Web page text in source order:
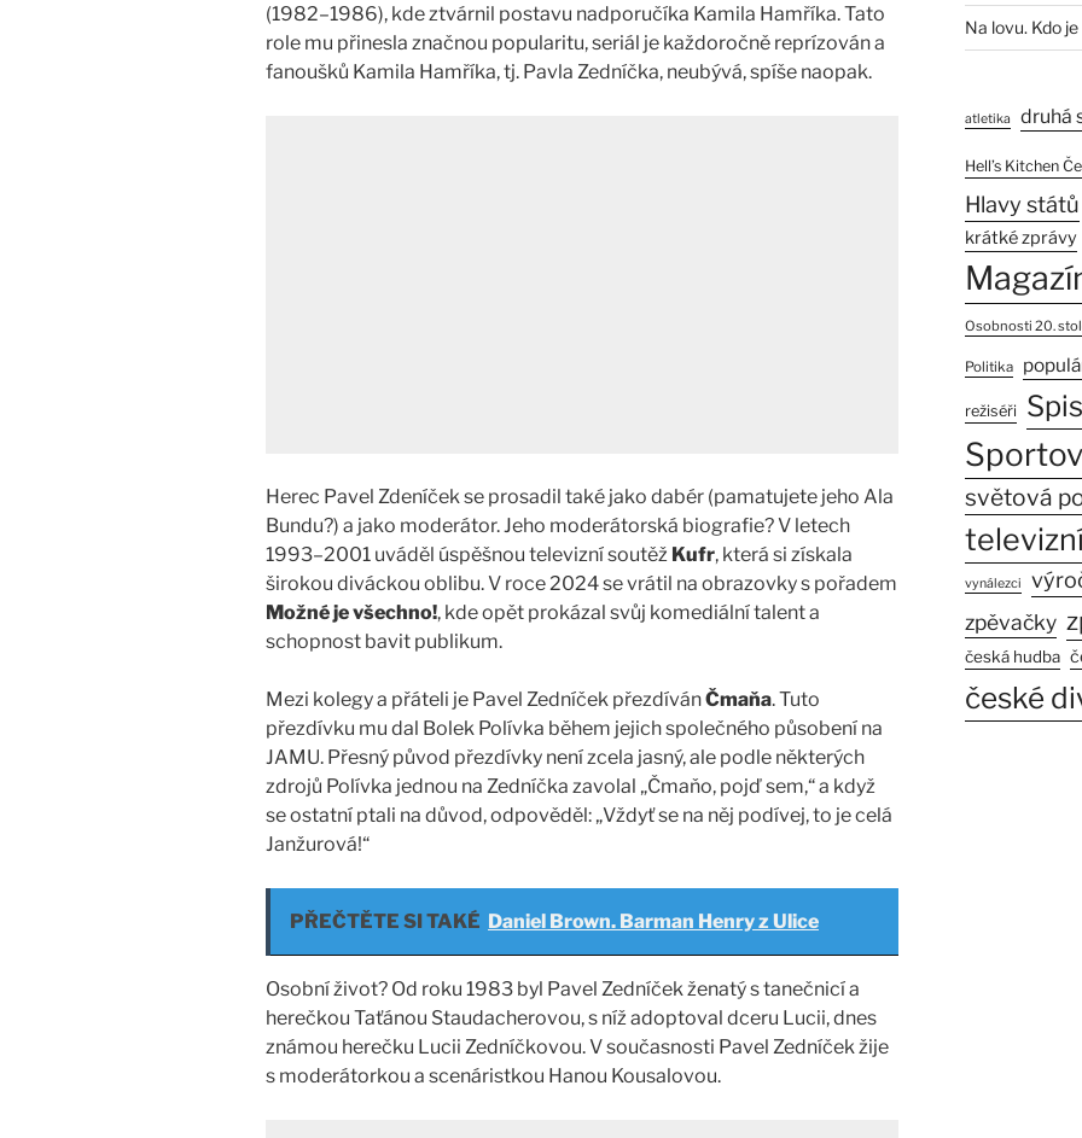
(1982–1986), kde ztvárnil postavu nadporučíka Kamila Hamříka. Tato
role mu přinesla značnou popularitu, seriál je každoročně reprízován a
fanoušků Kamila Hamříka, tj. Pavla Zedníčka, neubývá, spíše naopak.
Herec Pavel Zdeníček se prosadil také jako dabér (pamatujete jeho Ala
Bundu?) a jako moderátor. Jeho moderátorská biografie? V letech
1993–2001 uváděl úspěšnou televizní soutěž Kufr, která si získala
širokou diváckou oblibu. V roce 2024 se vrátil na obrazovky s pořadem
Možné je všechno!, kde opět prokázal svůj komediální talent a
schopnost bavit publikum.
Mezi kolegy a přáteli je Pavel Zedníček přezdívánČmaňa. Tuto
přezdívku mu dal Bolek Polívka během jejich společného působení na
JAMU. Přesný původ přezdívky není zcela jasný, ale podle některých
zdrojů Polívka jednou na Zedníčka zavolal „Čmaňo, pojď sem,“ a když
se ostatní ptali na důvod, odpověděl: „Vždyť se na něj podívej, to je celá
Janžurová!“
PŘEČTĚTE SI TAKÉ Daniel Brown. Barman Henry z Ulice
Osobní život? Od roku 1983 byl Pavel Zedníček ženatý s tanečnicí a
herečkou Taťánou Staudacherovou, s níž adoptoval dceru Lucii, dnes
známou herečku Lucii Zedníčkovou. V současnosti Pavel Zedníček žije
s moderátorkou a scenáristkou Hanou Kousalovou.
Na lovu. Kdo
atletika druhá
Hell’s Kitchen
Hlavy států
krátké zprávy
Osobnosti 20.
Politika
režiséři
světová
vynálezci
zpěvačky
česká hudba
české